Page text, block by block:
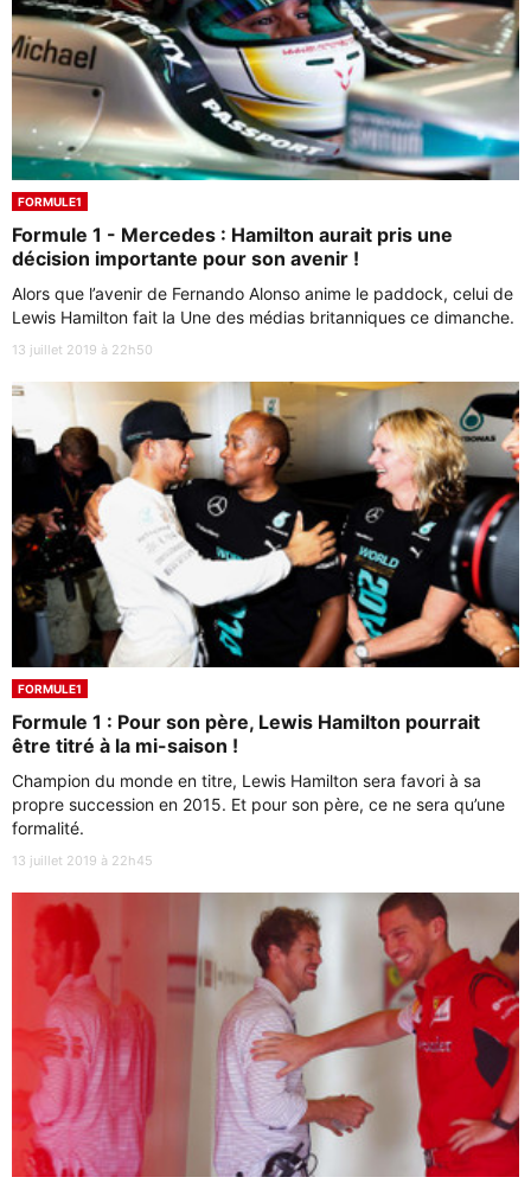
FORMULE1
Formule 1 - Mercedes : Hamilton aurait pris une
décision importante pour son avenir !
Alors que l’avenir de Fernando Alonso anime le paddock, celui de
Lewis Hamilton fait la Une des médias britanniques ce dimanche.
13 juillet 2019 à 22h50
FORMULE1
Formule 1 : Pour son père, Lewis Hamilton pourrait
être titré à la mi-saison !
Champion du monde en titre, Lewis Hamilton sera favori à sa
propre succession en 2015. Et pour son père, ce ne sera qu’une
formalité.
13 juillet 2019 à 22h45